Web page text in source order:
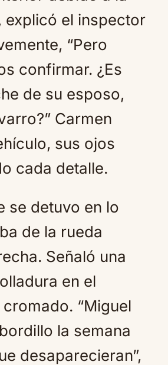
explicó el inspector
“Pero
confirmar. ¿Es
de su esposo,
Carmen
sus ojos
cada detalle.
se detuvo en lo
de la rueda
Señaló una
en el
“Miguel
la semana
desaparecieran”,